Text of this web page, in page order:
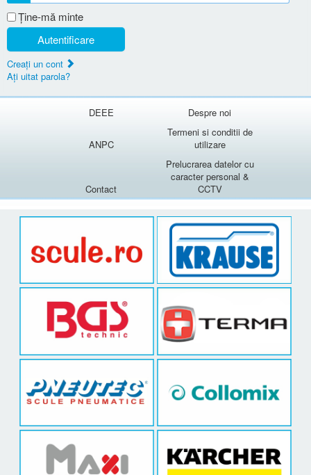
Ţine-mă minte
Autentificare
Creaţi un cont
Aţi uitat parola?
DEEE Despre noi
ANPC
Termeni si conditii de
utilizare
Contact
Prelucrarea datelor cu
caracter personal &
CCTV